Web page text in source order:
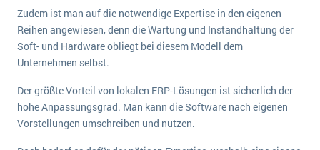
Zudem ist man auf die notwendige Expertise in den eigenen
Reihen angewiesen, denn die Wartung und Instandhaltung der
Soft- und Hardware obliegt bei diesem Modell dem
Unternehmen selbst.
Der größte Vorteil von lokalen ERP-Lösungen ist sicherlich der
hohe Anpassungsgrad. Man kann die Software nach eigenen
Vorstellungen umschreiben und nutzen.